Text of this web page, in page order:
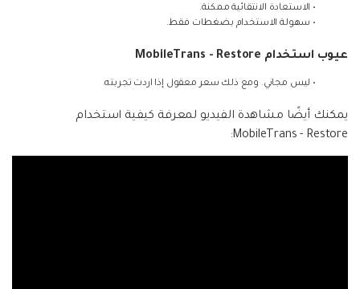
• الاستعادة الانتقائية ممكنة.
• سهولة الاستخدام بضغطات فقط.
عيوب استخدام MobileTrans - Restore
• ليس مجاني. ومع ذلك سعر معقول إذا اردت تجربته.
يمكنك أيضًا مشاهدة الفيديو لمعرفة كيفية استخدام
MobileTrans - Restore: